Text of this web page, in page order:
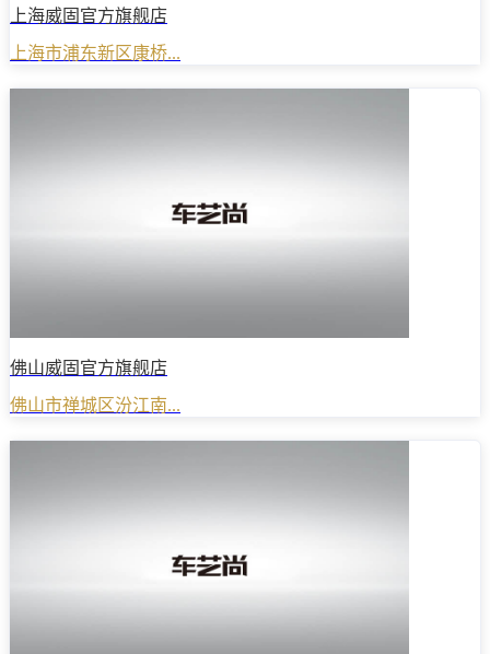
上海威固官方旗舰店
上海市浦东新区康桥...
佛山威固官方旗舰店
佛山市禅城区汾江南...